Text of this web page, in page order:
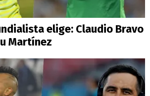
elige: Claudio Bravo
Martínez